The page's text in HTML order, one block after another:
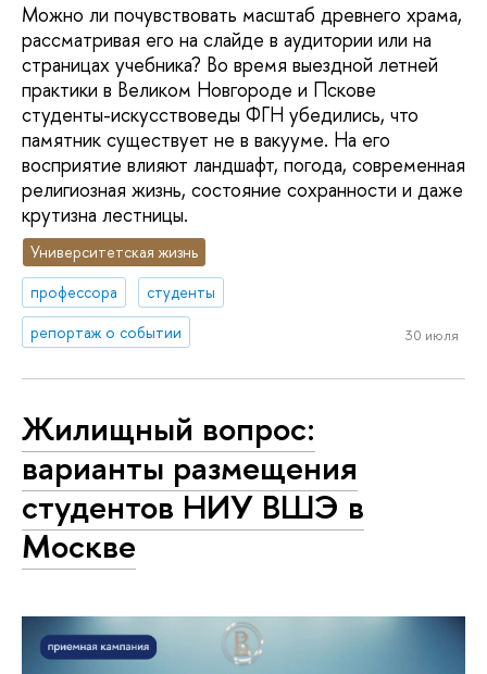
Можно ли почувствовать масштаб древнего храма,
рассматривая его на слайде в аудитории или на
страницах учебника? Во время выездной летней
практики в Великом Новгороде и Пскове
студенты-искусствоведы ФГН убедились, что
памятник существует не в вакууме. На его
восприятие влияют ландшафт, погода, современная
религиозная жизнь, состояние сохранности и даже
крутизна лестницы.
Университетская жизнь
профессора
студенты
репортаж о событии
30 июля
Жилищный вопрос:
варианты размещения
студентов НИУ ВШЭ в
Москве